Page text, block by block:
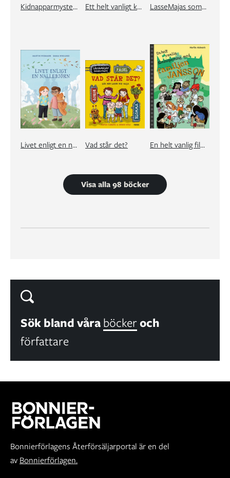
Kidnapparmysteriet Ett helt vanligt kungabesök med familjen Jansson LasseMajas sommarlovsbok. En oväntad tjuv
Livet enligt en nallebjörn Vad står det? En helt vanlig filminspelning med familjen Jansson
Visa alla 98 böcker
Sök bland våraböckeroch
författare
Bonnierförlagens Återförsäljarportal är en del
av Bonnierförlagen.